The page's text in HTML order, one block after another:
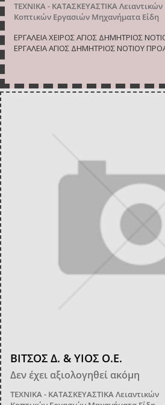
ΤΕΧΝΙΚΑ - ΚΑΤΑΣΚΕΥΑΣΤΙΚΑΛειαντικών
Κοπτικών Εργασιών Μηχανήματα Είδη
ΕΡΓΑΛΕΙΑ ΧΕΙΡΟΣ ΑΓΙΟΣ ΔΗΜΗΤΡΙΟΣ
ΕΡΓΑΛΕΙΑ ΑΓΙΟΣ ΔΗΜΗΤΡΙΟΣ ΝΟΤΙΟΥ
ΒΙΤΣΟΣ Δ. & ΥΙΟΣ Ο.Ε.
Δεν έχει αξιολογηθεί ακόμη
ΤΕΧΝΙΚΑ - ΚΑΤΑΣΚΕΥΑΣΤΙΚΑΛειαντικών